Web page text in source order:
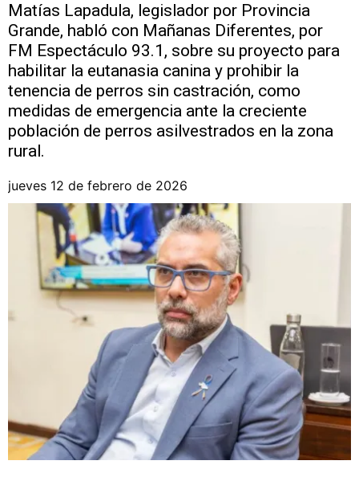
Matías Lapadula, legislador por Provincia
Grande, habló con Mañanas Diferentes, por
FM Espectáculo 93.1, sobre su proyecto para
habilitar la eutanasia canina y prohibir la
tenencia de perros sin castración, como
medidas de emergencia ante la creciente
población de perros asilvestrados en la zona
rural.
jueves 12 de febrero de 2026